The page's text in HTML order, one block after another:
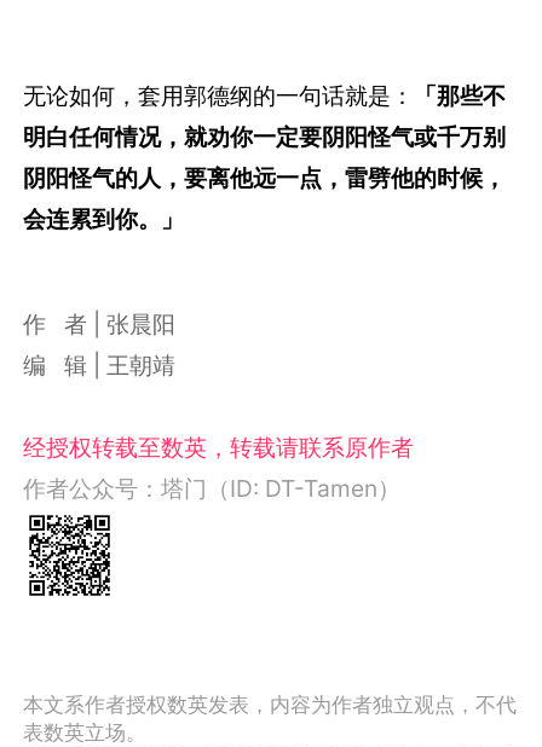
无论如何，套用郭德纲的一句话就是：
「那些不
明白任何情况，就劝你一定要阴阳怪气或千万别
阴阳怪气的人，要离他远一点，雷劈他的时候，
会连累到你。」
作 者 | 张晨阳
编 辑 | 王朝靖
经授权转载至数英，转载请联系原作者
作者公众号：塔门（ID: DT-Tamen）
本文系作者授权数英发表，内容为作者独立观点，不代
表数英立场。